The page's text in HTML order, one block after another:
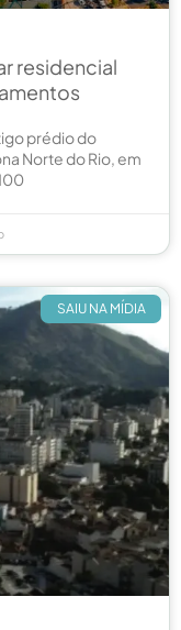
residencial
prédio do
Norte do Rio, em
SAIU NA MÍDIA